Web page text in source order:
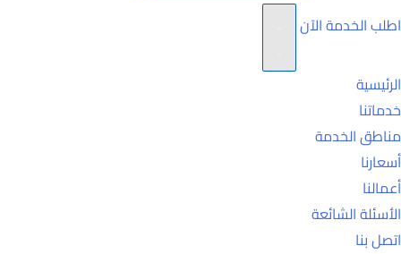
اطلب الخدمة الآن
الرئيسية
خدماتنا
مناطق الخدمة
أسعارنا
أعمالنا
الأسئلة الشائعة
اتصل بنا